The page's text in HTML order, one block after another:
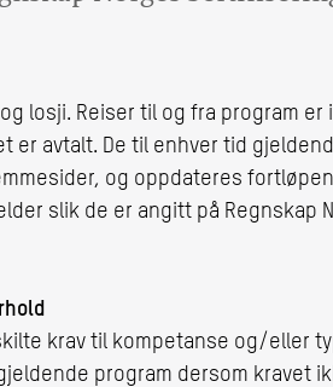
losji. Reiser til og fra program
er avtalt. De til enhver tid
og oppdateres
slik de er angitt på Regnskap
krav til kompetanse og/eller
program dersom kravet